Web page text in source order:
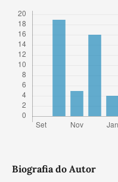
Biografia do Autor